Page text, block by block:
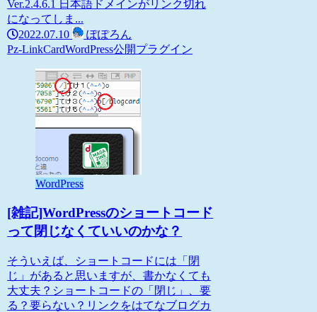
Ver.2.4.6.1 日本語ドメインがリンク切れ
になってしま...
2022.07.10
ぽぽろん
Pz-LinkCardWordPress公開プラグイン
WordPress
[雑記]WordPressのショートコード
って閉じなくていいのかな？
そういえば、ショートコードには「閉
じ」があると思いますが、書かなくても
大丈夫？ショートコードの「閉じ」、要
る？要らない？リンクをはてなブログカ